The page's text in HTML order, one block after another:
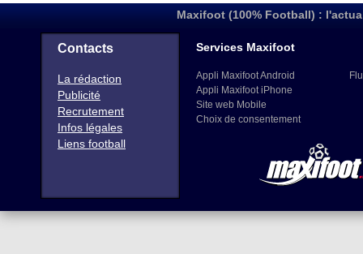
Maxifoot (100% Football) :
Contacts
La rédaction
Publicité
Recrutement
Infos légales
Liens football
Services Maxifoot
Appli Maxifoot Android
Appli Maxifoot iPhone
Site web Mobile
Choix de consentement